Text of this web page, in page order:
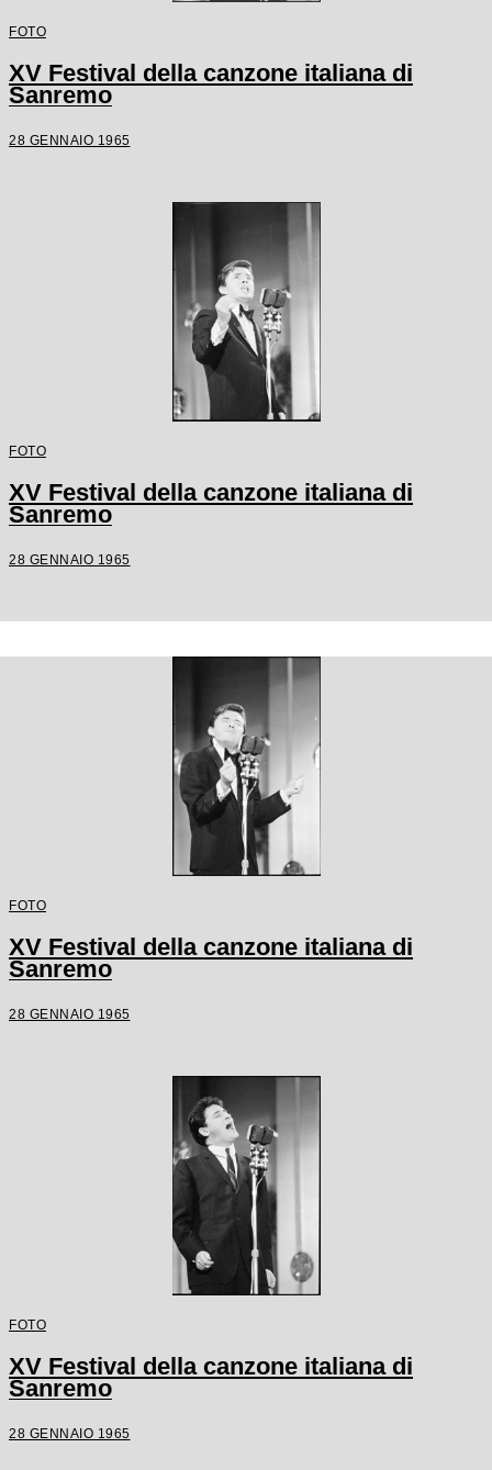
FOTO
XV Festival della canzone italiana di
Sanremo
28 GENNAIO 1965
FOTO
XV Festival della canzone italiana di
Sanremo
28 GENNAIO 1965
FOTO
XV Festival della canzone italiana di
Sanremo
28 GENNAIO 1965
FOTO
XV Festival della canzone italiana di
Sanremo
28 GENNAIO 1965